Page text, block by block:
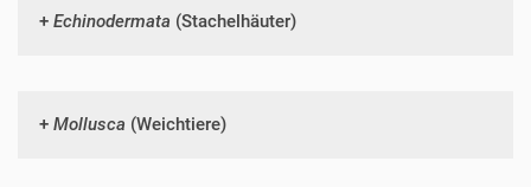
Echinodermata (Stachelhäuter)
Mollusca (Weichtiere)